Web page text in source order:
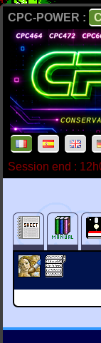
CPC-POWER :
Session end :